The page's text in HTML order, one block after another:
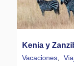
Kenia y
Vacaciones,